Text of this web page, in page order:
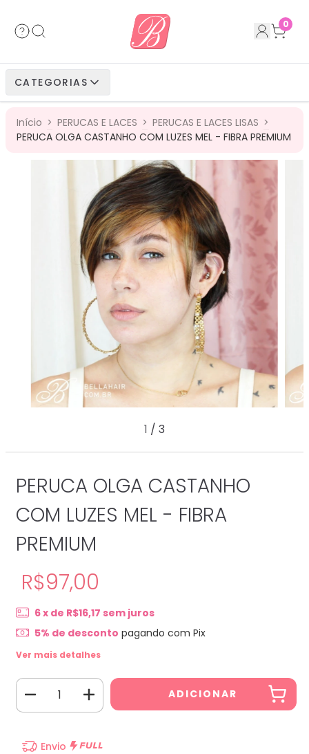
0
CATEGORIAS
Cabelos Humanos
Cabelos Bio Vegetais
Cabelos Humanos
Cabelos Bio Vegetais
Cabelos Bio Fibra
Início > PERUCAS E LACES > PERUCAS E LACES LISAS >
PERUCA OLGA CASTANHO COM LUZES MEL - FIBRA PREMIUM
1 / 3
PERUCA OLGA CASTANHO
COM LUZES MEL - FIBRA
PREMIUM
R$97,00
6x de R$16,17 sem juros
5% de desconto pagando com Pix
Ver mais detalhes
Envio